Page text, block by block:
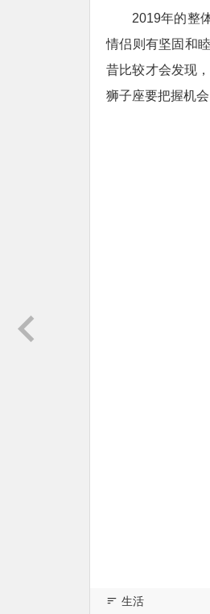
2019年的整
情侣则有坚固和
昔比较才会发现
狮子座要把握机会
生活